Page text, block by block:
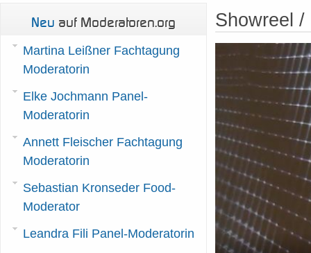
Showreel /
Neu auf Moderatoren.org
Martina Leißner Fachtagung
Moderatorin
Elke Jochmann Panel-
Moderatorin
Annett Fleischer Fachtagung
Moderatorin
Sebastian Kronseder Food-
Moderator
Leandra Fili Panel-Moderatorin